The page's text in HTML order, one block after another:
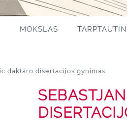
MOKSLAS
daktaro disertacijos gynimas